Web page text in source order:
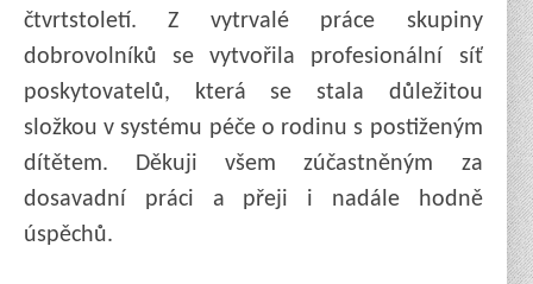
čtvrtstoletí. Z vytrvalé práce skupiny
dobrovolníků se vytvořila profesionální síť
poskytovatelů, která se stala důležitou
složkou v systému péče o rodinu s postiženým
dítětem. Děkuji všem zúčastněným za
dosavadní práci a přeji i nadále hodně
úspěchů.